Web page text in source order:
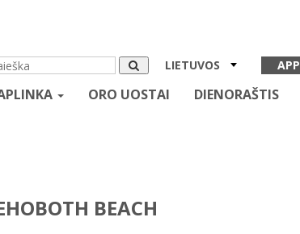
APP
LIETUVOS
ORO UOSTAI DIENORAŠTIS
BEACH